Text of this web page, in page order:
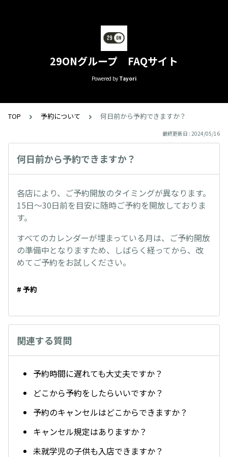
29ONグループ FAQサイト
Powered by Tayori
TOP 予約について 何日前から予約できますか？
最終更新日 : 2024/05/16
何日前から予約できますか？
各店により、ご予約開放のタイミングが異なります。
15日～30日前を目安に随時ご予約を開放しておりま
す。
すべてのカレンダーが埋まっている月は、ご予約開放
の準備中となりますため、しばらく経ってから、改
めてご予約をお試しください。
# 予約
関連する質問
予約時間に遅れても大丈夫ですか？
どこから予約をしたらいいですか？
予約のキャンセルはどこからできますか？
キャンセル規定はありますか？
未就学児の子供も入店できますか？